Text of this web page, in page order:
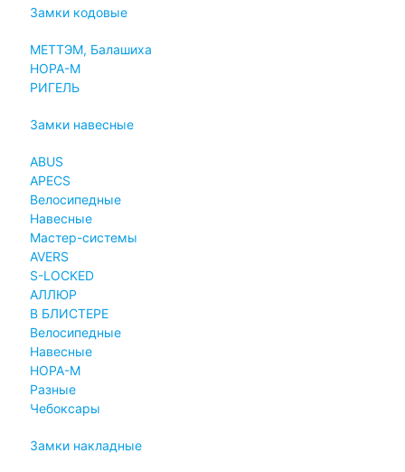
Замки кодовые
МЕТТЭМ, Балашиха
НОРА-М
РИГЕЛЬ
Замки навесные
ABUS
APECS
Велосипедные
Навесные
Мастер-системы
AVERS
S-LOCKED
АЛЛЮР
В БЛИСТЕРЕ
Велосипедные
Навесные
НОРА-М
Разные
Чебоксары
Замки накладные